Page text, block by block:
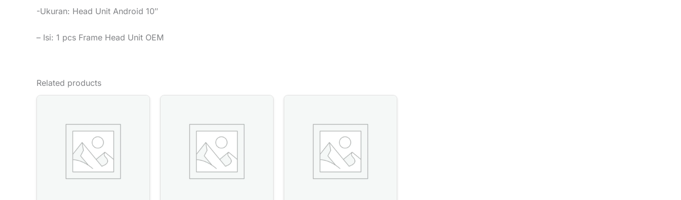
-Ukuran: Head Unit Android 10″
– Isi: 1 pcs Frame Head Unit OEM
Related products